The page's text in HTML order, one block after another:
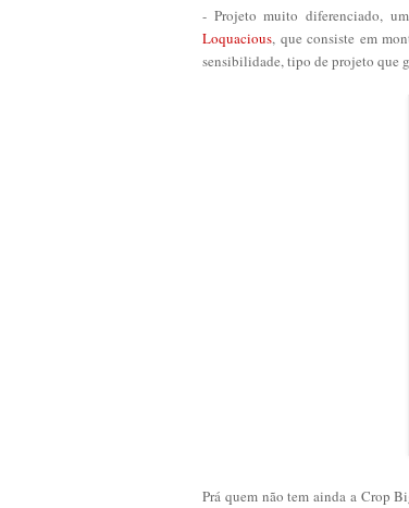
- Projeto muito diferenciado,
Loquacious, que consiste em
sensibilidade, tipo de projeto que
Prá quem não tem ainda a Crop